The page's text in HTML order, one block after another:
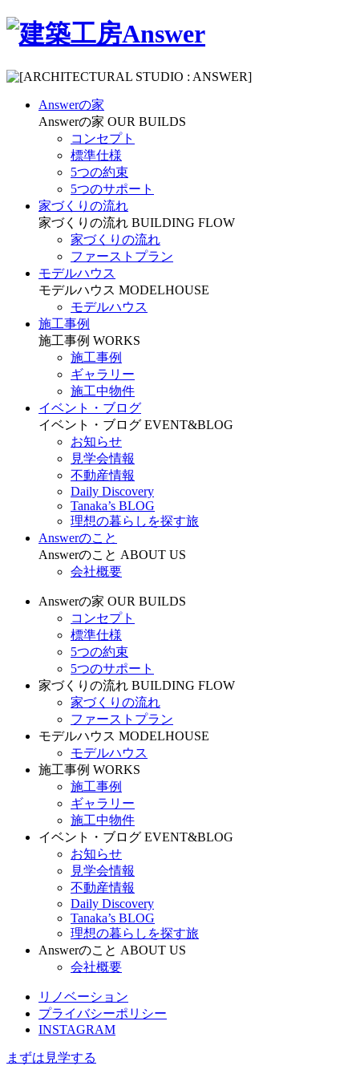
Answerの家
Answerの家 OUR BUILDS
コンセプト
標準仕様
5つの約束
5つのサポート
家づくりの流れ
家づくりの流れ BUILDING FLOW
家づくりの流れ
ファーストプラン
モデルハウス
モデルハウス MODELHOUSE
モデルハウス
施工事例
施工事例 WORKS
施工事例
ギャラリー
施工中物件
イベント・ブログ
イベント・ブログ EVENT&BLOG
お知らせ
見学会情報
不動産情報
Daily Discovery
Tanaka’s BLOG
理想の暮らしを探す旅
Answerのこと
Answerのこと ABOUT US
会社概要
Answerの家 OUR BUILDS
コンセプト
標準仕様
5つの約束
5つのサポート
家づくりの流れ BUILDING FLOW
家づくりの流れ
ファーストプラン
モデルハウス MODELHOUSE
モデルハウス
施工事例 WORKS
施工事例
ギャラリー
施工中物件
イベント・ブログ EVENT&BLOG
お知らせ
見学会情報
不動産情報
Daily Discovery
Tanaka’s BLOG
理想の暮らしを探す旅
Answerのこと ABOUT US
会社概要
リノベーション
プライバシーポリシー
INSTAGRAM
まずは見学する